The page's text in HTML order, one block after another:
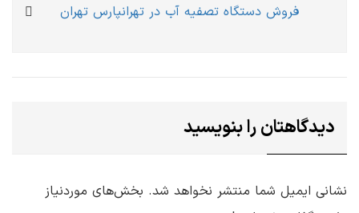
Next
فروش دستگاه تصفیه آب در تهرانپارس تهران
دیدگاهتان را بنویسید
نشانی ایمیل شما منتشر نخواهد شد. بخش‌های موردنیاز